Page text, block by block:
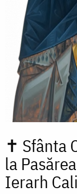
✝ Sfânta
la
Ierarh